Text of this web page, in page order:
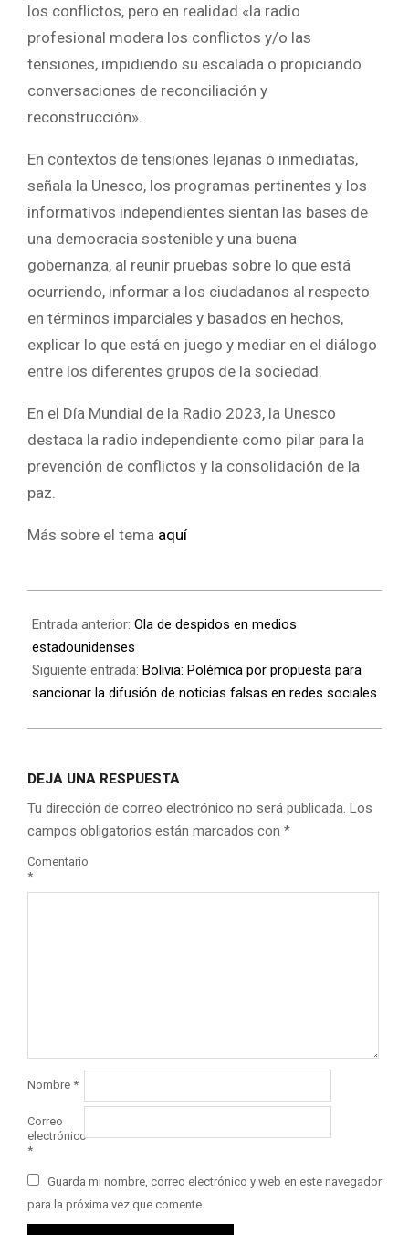
los conflictos, pero en realidad «la radio
profesional modera los conflictos y/o las
tensiones, impidiendo su escalada o propiciando
conversaciones de reconciliación y
reconstrucción».
En contextos de tensiones lejanas o inmediatas,
señala la Unesco, los programas pertinentes y los
informativos independientes sientan las bases de
una democracia sostenible y una buena
gobernanza, al reunir pruebas sobre lo que está
ocurriendo, informar a los ciudadanos al respecto
en términos imparciales y basados en hechos,
explicar lo que está en juego y mediar en el diálogo
entre los diferentes grupos de la sociedad.
En el Día Mundial de la Radio 2023, la Unesco
destaca la radio independiente como pilar para la
prevención de conflictos y la consolidación de la
paz.
Más sobre el tema aquí
Entrada anterior: Ola de despidos en medios
estadounidenses
Siguiente entrada: Bolivia: Polémica por propuesta para
sancionar la difusión de noticias falsas en redes sociales
DEJA UNA RESPUESTA
Tu dirección de correo electrónico no será publicada. Los
campos obligatorios están marcados con *
Comentario
*
Nombre *
Correo
electrónico
*
Guarda mi nombre, correo electrónico y web en este navegador
para la próxima vez que comente.